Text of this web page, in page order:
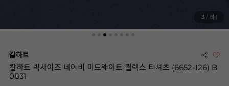
3 / 8
칼하트
칼하트 빅사이즈 네이비 미드웨이트 릴렉스 티셔츠 (6652-I26) B
0831